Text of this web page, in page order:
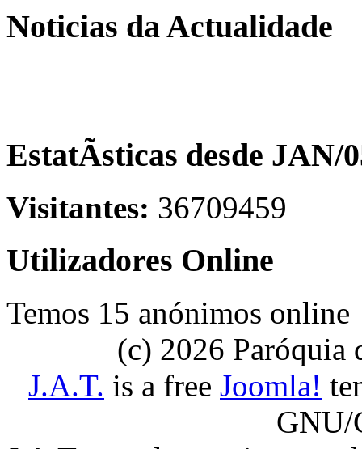
Noticias da Actualidade
EstatÃ­sticas desde JAN/
Visitantes: 36709459
Utilizadores Online
Temos 15 anónimos online
(c) 2026 Paróquia
J.A.T. is a free Joomla!
GNU/